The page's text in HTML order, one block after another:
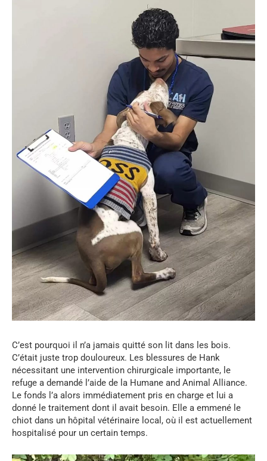
C’est pourquoi il n’a jamais quitté son lit dans les bois.
C’était juste trop douloureux. Les blessures de Hank
nécessitant une intervention chirurgicale importante, le
refuge a demandé l’aide de la Humane and Animal Alliance.
Le fonds l’a alors immédiatement pris en charge et lui a
donné le traitement dont il avait besoin. Elle a emmené le
chiot dans un hôpital vétérinaire local, où il est actuellement
hospitalisé pour un certain temps.